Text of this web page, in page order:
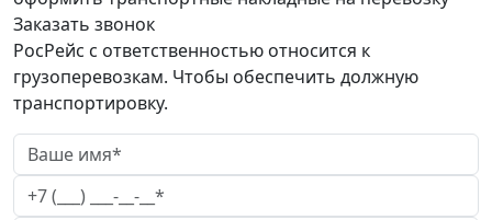
Заказать звонок
РосРейс с ответственностью относится к
грузоперевозкам. Чтобы обеспечить должную
транспортировку.